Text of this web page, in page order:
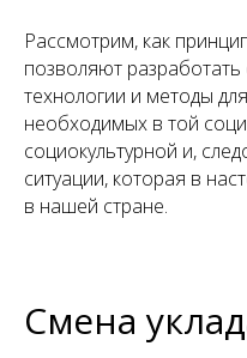
Рассмотрим, как
позволяют
технологии и методы
необходимых в той
социокультурной и,
ситуации, которая в
в нашей стране.
Смена